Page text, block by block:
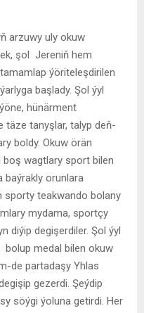
arzuwy uly okuw
şol Jereniň hem
ýöriteleşdirilen
başlady. Şol ýyl
hünärment
täze tanyşlar, talyp deň-
boldy. Okuw örän
wagtlary sport bilen
baýrakly orunlara
sporty teakwando bolany
mydama, sportçy
diýip degişerdiler. Şol ýyl
medal bilen okuw
de partadaşy Yhlas
gezerdi. Şeýdip
söýgi ýoluna getirdi. Her